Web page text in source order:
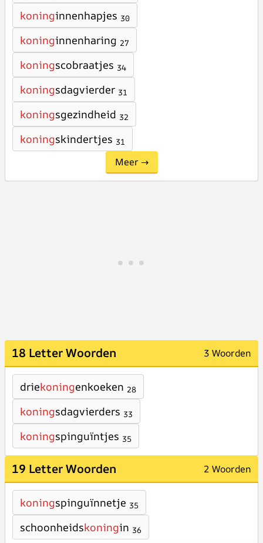
koninginnenhapjes 30
koninginnenharing 27
koningscobraatjes 34
koningsdagvierder 31
koningsgezindheid 32
koningskindertjes 31
Meer →
18 Letter Woorden 3 Woorden
driekoningenkoeken 28
koningsdagvierders 33
koningspinguïntjes 35
19 Letter Woorden 2 Woorden
koningspinguïnnetje 35
schoonheidskoningin 36